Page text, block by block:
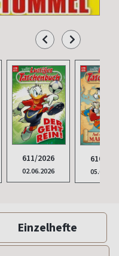
611/2026
02.06.2026
610/
Einzelhefte